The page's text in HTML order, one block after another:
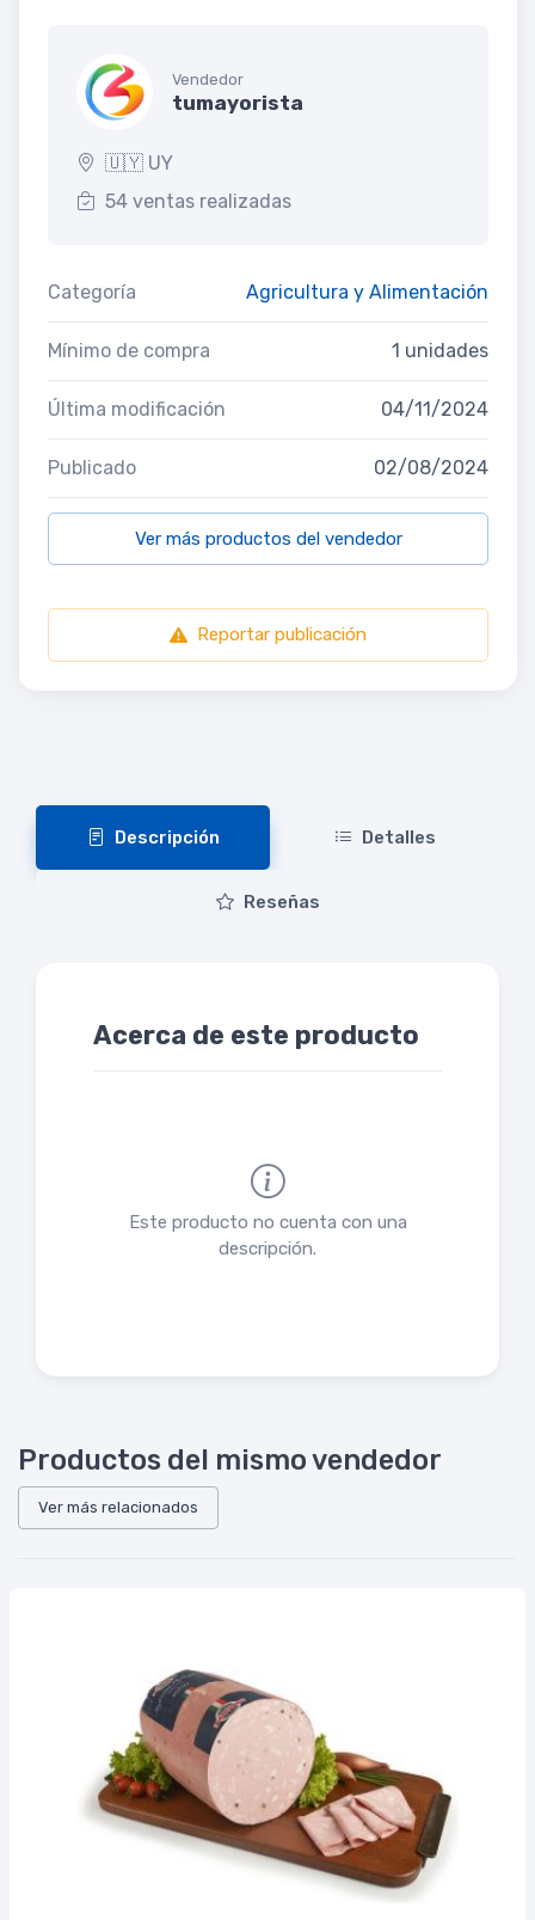
Vendedor
tumayorista
🇺🇾 UY
54 ventas realizadas
Categoría Agricultura y Alimentación
Mínimo de compra 1 unidades
Última modificación 04/11/2024
Publicado 02/08/2024
Ver más productos del vendedor
Reportar publicación
Descripción Detalles
Reseñas
Acerca de este producto
Este producto no cuenta con una
descripción.
Productos del mismo vendedor
Ver más relacionados